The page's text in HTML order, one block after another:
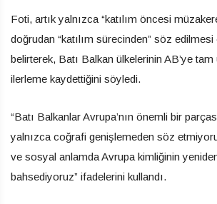
Foti, artık yalnızca “katılım öncesi
doğrudan “katılım sürecinden” söz edilmesi
belirterek, Batı Balkan ülkelerinin AB’ye
ilerleme kaydettiğini söyledi.
“Batı Balkanlar Avrupa’nın önemli bir
yalnızca coğrafi genişlemeden söz
ve sosyal anlamda Avrupa kimliğinin
bahsediyoruz” ifadelerini kullandı.